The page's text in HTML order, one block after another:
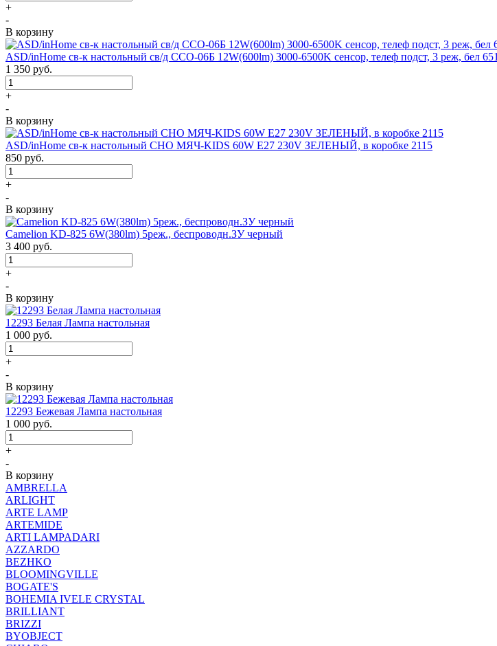
+
-
В корзину
ASD/inHome св-к настольный св/д ССО-06Б 12W(600lm) 3000-6500K сенсор, телеф подст, 3 реж, бел
1 350 руб.
+
-
В корзину
ASD/inHome св-к настольный СНО МЯЧ-KIDS 60W E27 230V ЗЕЛЕНЫЙ, в коробке 2115
850 руб.
+
-
В корзину
Camelion KD-825 6W(380lm) 5реж., беспроводн.ЗУ черный
3 400 руб.
+
-
В корзину
12293 Белая Лампа настольная
1 000 руб.
+
-
В корзину
12293 Бежевая Лампа настольная
1 000 руб.
+
-
В корзину
AMBRELLA
ARLIGHT
ARTE LAMP
ARTEMIDE
ARTI LAMPADARI
AZZARDO
BEZHKO
BLOOMINGVILLE
BOGATE'S
BOHEMIA IVELE CRYSTAL
BRILLIANT
BRIZZI
BYOBJECT